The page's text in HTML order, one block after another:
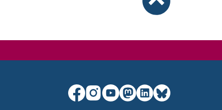
unsere Facebook-Seite (externer
unsere Instagram-Seite
unsere YouTube-Seite
unsere Mastodon-
unsere LinkedIn-
unsere